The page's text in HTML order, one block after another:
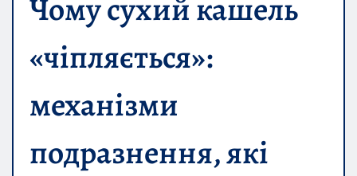
Чому сухий кашель
«чіпляється»:
механізми
подразнення, які